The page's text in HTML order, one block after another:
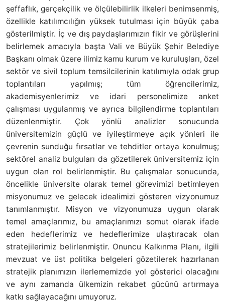
şeffaflık, gerçekçilik ve ölçülebilirlik ilkeleri benimsenmiş,
özellikle katılımcılığın yüksek tutulması için büyük çaba
gösterilmiştir. İç ve dış paydaşlarımızın fikir ve görüşlerini
belirlemek amacıyla başta Vali ve Büyük Şehir Belediye
Başkanı olmak üzere ilimiz kamu kurum ve kuruluşları, özel
sektör ve sivil toplum temsilcilerinin katılımıyla odak grup
toplantıları yapılmış; tüm öğrencilerimiz,
akademisyenlerimiz ve idari personelimize anket
çalışması uygulanmış ve ayrıca bilgilendirme toplantıları
düzenlenmiştir. Çok yönlü analizler sonucunda
üniversitemizin güçlü ve iyileştirmeye açık yönleri ile
çevrenin sunduğu fırsatlar ve tehditler ortaya konulmuş;
sektörel analiz bulguları da gözetilerek üniversitemiz için
uygun olan rol belirlenmiştir. Bu çalışmalar sonucunda,
öncelikle üniversite olarak temel görevimizi betimleyen
misyonumuz ve gelecek idealimizi gösteren vizyonumuz
tanımlanmıştır. Misyon ve vizyonumuza uygun olarak
temel amaçlarımız, bu amaçlarımızı somut olarak ifade
eden hedeflerimiz ve hedeflerimize ulaştıracak olan
stratejilerimiz belirlenmiştir. Onuncu Kalkınma Planı, ilgili
mevzuat ve üst politika belgeleri gözetilerek hazırlanan
stratejik planımızın ilerlememizde yol gösterici olacağını
ve aynı zamanda ülkemizin rekabet gücünü artırmaya
katkı sağlayacağını umuyoruz.